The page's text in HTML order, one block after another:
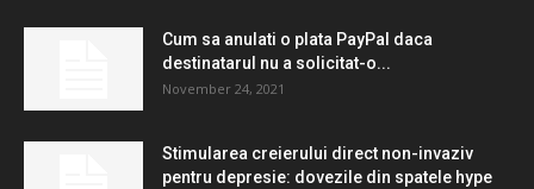
Cum sa anulati o plata PayPal daca
destinatarul nu a solicitat-o...
November 24, 2021
Stimularea creierului direct non-invaziv
pentru depresie: dovezile din spatele hype